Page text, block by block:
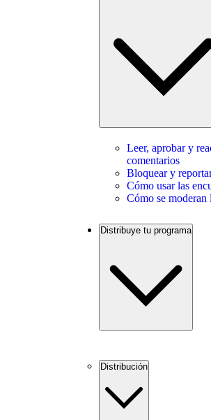
Leer, aprobar y
comentarios
Bloquear y
Cómo usar las
Cómo se moderan
Distribuye tu programa
Distribución